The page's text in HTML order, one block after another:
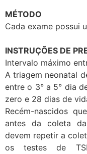
MÉTODO
Cada exame possui
INSTRUÇÕES DE
Intervalo máximo
A triagem neonatal
entre o 3° a 5° dia
zero e 28 dias de
Recém-nascidos
antes da coleta
devem repetir a
os testes de